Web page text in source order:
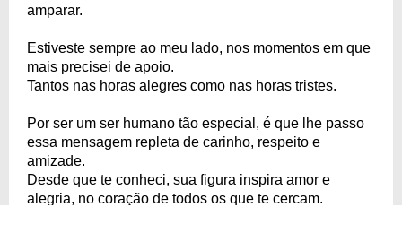
amparar.
Estiveste sempre ao meu lado, nos momentos em que
mais precisei de apoio.
Tantos nas horas alegres como nas horas tristes.
Por ser um ser humano tão especial, é que lhe passo
essa mensagem repleta de carinho, respeito e
amizade.
Desde que te conheci, sua figura inspira amor e
alegria, no coração de todos os que te cercam.